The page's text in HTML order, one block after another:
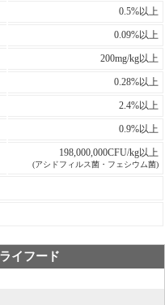
0.5%以上
0.09%以上
200mg/kg以上
0.28%以上
2.4%以上
0.9%以上
198,000,000CFU/kg以上
(アシドフィルス菌・フェシウム菌)
イフード